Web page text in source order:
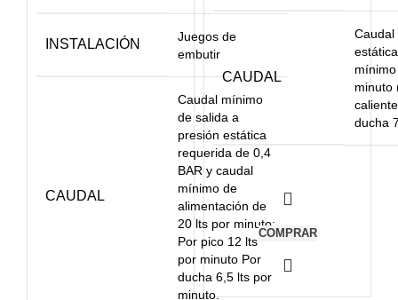
INSTALACIÓN
Juegos de
embutir
CAUDAL
Caudal mínimo
de salida a
presión estática
requerida de 0,4
BAR y caudal
mínimo de
alimentación de
20 lts por minuto:
Por pico 12 lts
por minuto Por
ducha 6,5 lts por
minuto.
CAUDAL
Caudal
minuto
ducha
COMPRAR